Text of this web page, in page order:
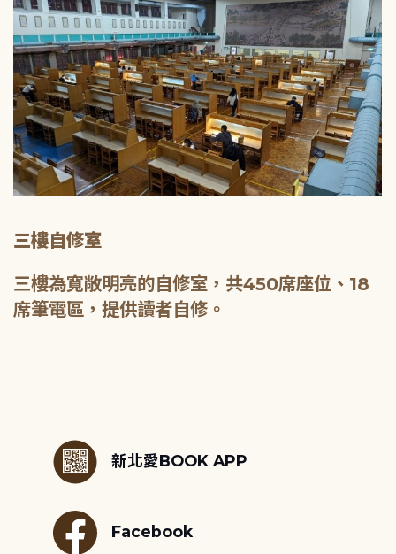
三樓自修室
三樓為寬敞明亮的自修室，共450席座位、18
席筆電區，提供讀者自修。
新北愛BOOK APP
Facebook